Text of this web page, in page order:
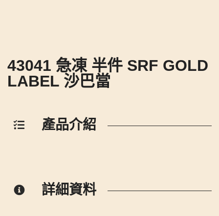
43041 急凍 半件 SRF GOLD
LABEL 沙巴當
產品介紹
詳細資料